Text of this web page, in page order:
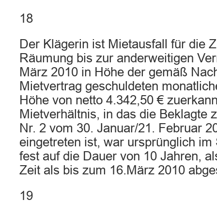
18
Der Klägerin ist Mietausfall für die
Räumung bis zur anderweitigen
März 2010 in Höhe der gemäß
Mietvertrag geschuldeten
Höhe von netto 4.342,50 €
Mietverhältnis, in das die Beklagte
Nr. 2 vom 30. Januar/21. Februar
eingetreten ist, war ursprünglich im
fest auf die Dauer von 10 Jahren,
Zeit als bis zum 16.März 2010
19